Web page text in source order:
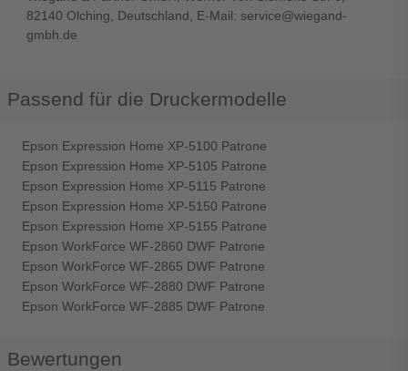
82140 Olching, Deutschland, E-Mail: service@wiegand-
gmbh.de
Passend für die Druckermodelle
Epson Expression Home XP-5100 Patrone
Epson Expression Home XP-5105 Patrone
Epson Expression Home XP-5115 Patrone
Epson Expression Home XP-5150 Patrone
Epson Expression Home XP-5155 Patrone
Epson WorkForce WF-2860 DWF Patrone
Epson WorkForce WF-2865 DWF Patrone
Epson WorkForce WF-2880 DWF Patrone
Epson WorkForce WF-2885 DWF Patrone
Bewertungen